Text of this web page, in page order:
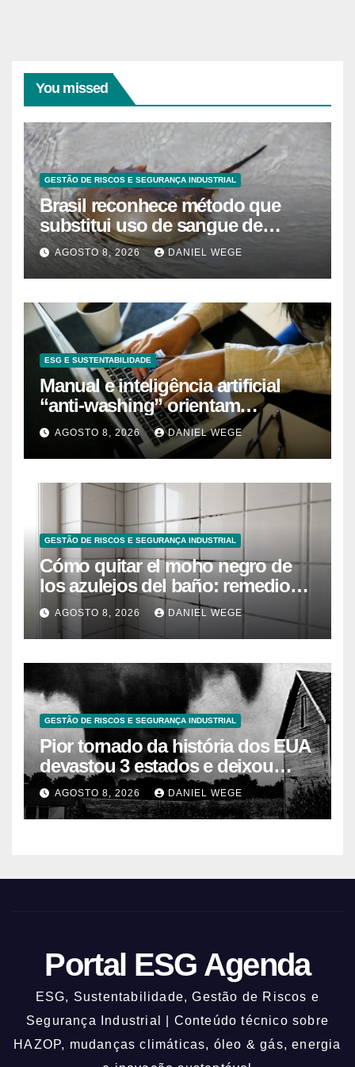
You missed
GESTÃO DE RISCOS E SEGURANÇA INDUSTRIAL
Brasil reconhece método que
substitui uso de sangue de
caranguejo-ferradura em testes
farmacêuticos
AGOSTO 8, 2026 DANIEL WEGE
ESG E SUSTENTABILIDADE
Manual e inteligência artificial
“anti-washing” orientam
empresas
AGOSTO 8, 2026 DANIEL WEGE
GESTÃO DE RISCOS E SEGURANÇA INDUSTRIAL
Cómo quitar el moho negro de
los azulejos del baño: remedios
caseros efectivos
AGOSTO 8, 2026 DANIEL WEGE
GESTÃO DE RISCOS E SEGURANÇA INDUSTRIAL
Pior tornado da história dos EUA
devastou 3 estados e deixou
centenas de mortos
AGOSTO 8, 2026 DANIEL WEGE
Portal ESG Agenda
ESG, Sustentabilidade, Gestão de Riscos e
Segurança Industrial | Conteúdo técnico sobre
HAZOP, mudanças climáticas, óleo & gás, energia